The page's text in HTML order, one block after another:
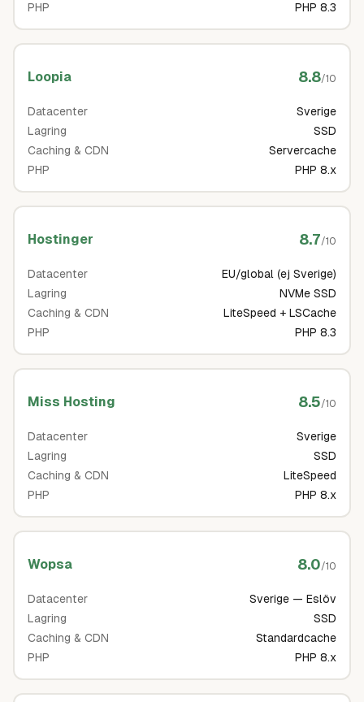
PHP PHP 8.3
Loopia 8.8/10
Datacenter
Sverige
Lagring
SSD
Caching & CDN
Servercache
PHP
PHP 8.x
Hostinger 8.7/10
Datacenter
EU/global (ej Sverige)
Lagring
NVMe SSD
Caching & CDN
LiteSpeed + LSCache
PHP
PHP 8.3
Miss Hosting 8.5/10
Datacenter
Sverige
Lagring
SSD
Caching & CDN
LiteSpeed
PHP
PHP 8.x
Wopsa 8.0/10
Datacenter
Sverige — Eslöv
Lagring
SSD
Caching & CDN
Standardcache
PHP
PHP 8.x